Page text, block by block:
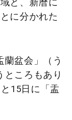
と、新暦に
に分かれた
盆会」（う
ところもあり
15日に「盂